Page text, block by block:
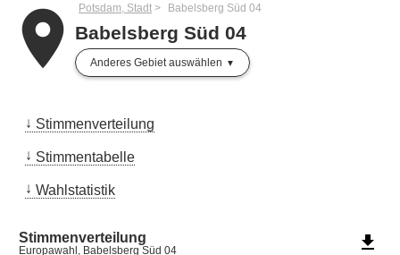
placePotsdam, Stadt Babelsberg Süd 04
Babelsberg Süd 04
Anderes Gebiet auswählen
Stimmenverteilung
Stimmentabelle
Wahlstatistik
Stimmenverteilung
Europawahl, Babelsberg Süd 04
file_download